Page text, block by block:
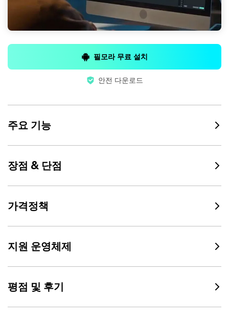
필모라 무료 설치
안전 다운로드
주요 기능
장점 & 단점
가격정책
지원 운영체제
평점 및 후기